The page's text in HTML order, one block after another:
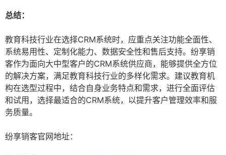
总结：
教育科技行业在选择CRM系统时，应重点关注功能全面性、
系统易用性、定制化能力、数据安全性和售后支持。纷享销
客作为面向大中型客户的CRM系统供应商，能够提供全方位
的解决方案，满足教育科技行业的多样化需求。建议教育机
构在选型过程中，结合自身业务特点和需求，进行全面评估
和试用，选择最适合的CRM系统，以提升客户管理效率和服
务质量。
纷享销客官网地址：